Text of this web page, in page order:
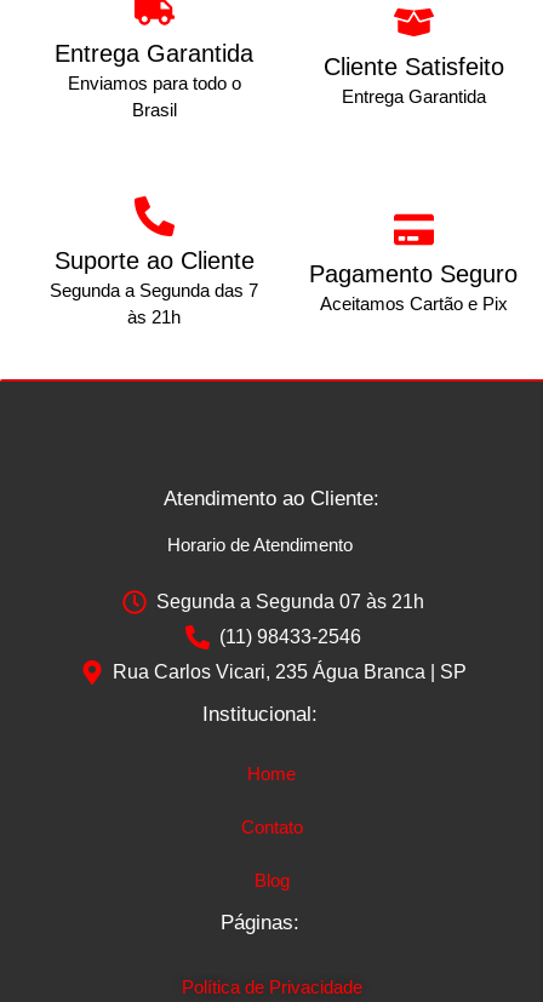
Entrega Garantida
Enviamos para todo o
Brasil
Cliente Satisfeito
Entrega Garantida
Suporte ao Cliente
Segunda a Segunda das 7
às 21h
Pagamento Seguro
Aceitamos Cartão e Pix
Atendimento ao Cliente:
Horario de Atendimento
Segunda a Segunda 07 às 21h
(11) 98433-2546
Rua Carlos Vicari, 235 Água Branca | SP
Institucional:
Home
Contato
Blog
Páginas:
Política de Privacidade